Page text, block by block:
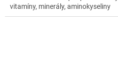
hviezdičiek.
vitamíny, minerály, aminokyseliny